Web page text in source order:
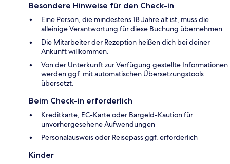
Besondere Hinweise für den Check-in
Eine Person, die mindestens 18 Jahre alt ist, muss die
alleinige Verantwortung für diese Buchung übernehmen
Die Mitarbeiter der Rezeption heißen dich bei deiner
Ankunft willkommen.
Von der Unterkunft zur Verfügung gestellte Informationen
werden ggf. mit automatischen Übersetzungstools
übersetzt.
Beim Check-in erforderlich
Kreditkarte, EC-Karte oder Bargeld-Kaution für
unvorhergesehene Aufwendungen
Personalausweis oder Reisepass ggf. erforderlich
Kinder